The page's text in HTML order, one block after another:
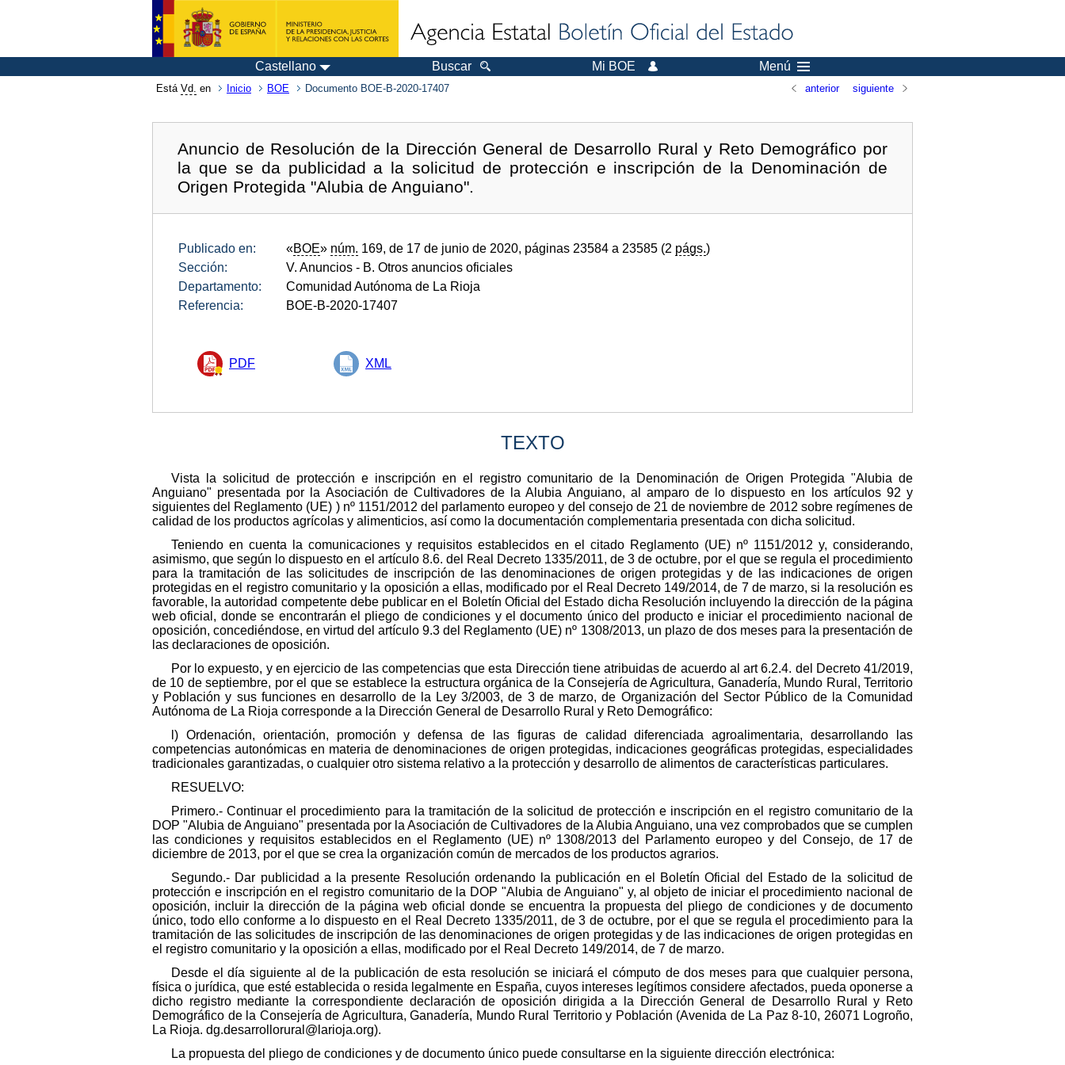
Castellano Buscar Mi BOE Menú
Está Vd. en Inicio BOE Documento BOE-B-2020-17407 anterior siguiente
Anuncio de Resolución de la Dirección General de Desarrollo Rural y Reto Demográfico por
la que se da publicidad a la solicitud de protección e inscripción de la Denominación de
Origen Protegida "Alubia de Anguiano".
Publicado en: «BOE» núm. 169, de 17 de junio de 2020, páginas 23584 a 23585 (2 págs.)
Sección:
V. Anuncios - B. Otros anuncios oficiales
Departamento:
Comunidad Autónoma de La Rioja
Referencia:
BOE-B-2020-17407
PDF XML
TEXTO
Vista la solicitud de protección e inscripción en el registro comunitario de la Denominación de Origen Protegida "Alubia de
Anguiano" presentada por la Asociación de Cultivadores de la Alubia Anguiano, al amparo de lo dispuesto en los artículos 92 y
siguientes del Reglamento (UE) ) nº 1151/2012 del parlamento europeo y del consejo de 21 de noviembre de 2012 sobre regímenes de
calidad de los productos agrícolas y alimenticios, así como la documentación complementaria presentada con dicha solicitud.
Teniendo en cuenta la comunicaciones y requisitos establecidos en el citado Reglamento (UE) nº 1151/2012 y, considerando,
asimismo, que según lo dispuesto en el artículo 8.6. del Real Decreto 1335/2011, de 3 de octubre, por el que se regula el procedimiento
para la tramitación de las solicitudes de inscripción de las denominaciones de origen protegidas y de las indicaciones de origen
protegidas en el registro comunitario y la oposición a ellas, modificado por el Real Decreto 149/2014, de 7 de marzo, si la resolución es
favorable, la autoridad competente debe publicar en el Boletín Oficial del Estado dicha Resolución incluyendo la dirección de la página
web oficial, donde se encontrarán el pliego de condiciones y el documento único del producto e iniciar el procedimiento nacional de
oposición, concediéndose, en virtud del artículo 9.3 del Reglamento (UE) nº 1308/2013, un plazo de dos meses para la presentación de
las declaraciones de oposición.
Por lo expuesto, y en ejercicio de las competencias que esta Dirección tiene atribuidas de acuerdo al art 6.2.4. del Decreto 41/2019,
de 10 de septiembre, por el que se establece la estructura orgánica de la Consejería de Agricultura, Ganadería, Mundo Rural, Territorio
y Población y sus funciones en desarrollo de la Ley 3/2003, de 3 de marzo, de Organización del Sector Público de la Comunidad
Autónoma de La Rioja corresponde a la Dirección General de Desarrollo Rural y Reto Demográfico:
l) Ordenación, orientación, promoción y defensa de las figuras de calidad diferenciada agroalimentaria, desarrollando las
competencias autonómicas en materia de denominaciones de origen protegidas, indicaciones geográficas protegidas, especialidades
tradicionales garantizadas, o cualquier otro sistema relativo a la protección y desarrollo de alimentos de características particulares.
RESUELVO:
Primero.- Continuar el procedimiento para la tramitación de la solicitud de protección e inscripción en el registro comunitario de la
DOP "Alubia de Anguiano" presentada por la Asociación de Cultivadores de la Alubia Anguiano, una vez comprobados que se cumplen
las condiciones y requisitos establecidos en el Reglamento (UE) nº 1308/2013 del Parlamento europeo y del Consejo, de 17 de
diciembre de 2013, por el que se crea la organización común de mercados de los productos agrarios.
Segundo.- Dar publicidad a la presente Resolución ordenando la publicación en el Boletín Oficial del Estado de la solicitud de
protección e inscripción en el registro comunitario de la DOP "Alubia de Anguiano" y, al objeto de iniciar el procedimiento nacional de
oposición, incluir la dirección de la página web oficial donde se encuentra la propuesta del pliego de condiciones y de documento
único, todo ello conforme a lo dispuesto en el Real Decreto 1335/2011, de 3 de octubre, por el que se regula el procedimiento para la
tramitación de las solicitudes de inscripción de las denominaciones de origen protegidas y de las indicaciones de origen protegidas en
el registro comunitario y la oposición a ellas, modificado por el Real Decreto 149/2014, de 7 de marzo.
Desde el día siguiente al de la publicación de esta resolución se iniciará el cómputo de dos meses para que cualquier persona,
física o jurídica, que esté establecida o resida legalmente en España, cuyos intereses legítimos considere afectados, pueda oponerse a
dicho registro mediante la correspondiente declaración de oposición dirigida a la Dirección General de Desarrollo Rural y Reto
Demográfico de la Consejería de Agricultura, Ganadería, Mundo Rural Territorio y Población (Avenida de La Paz 8-10, 26071 Logroño,
La Rioja. dg.desarrollorural@larioja.org).
La propuesta del pliego de condiciones y de documento único puede consultarse en la siguiente dirección electrónica: